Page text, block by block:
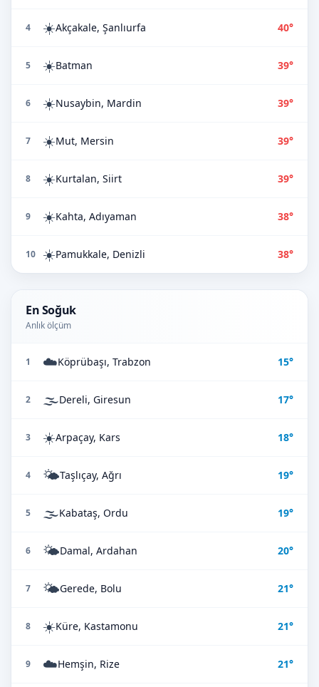
4 ☀️Akçakale, Şanlıurfa 40°
5 ☀️Batman 39°
6 ☀️Nusaybin, Mardin 39°
7 ☀️Mut, Mersin 39°
8 ☀️Kurtalan, Siirt 39°
9 ☀️Kahta, Adıyaman 38°
10 ☀️Pamukkale, Denizli 38°
En Soğuk
Anlık ölçüm
1 ☁️Köprübaşı, Trabzon 15°
2 🌫️Dereli, Giresun 17°
3 ☀️Arpaçay, Kars 18°
4 🌤️Taşlıçay, Ağrı 19°
5 🌫️Kabataş, Ordu 19°
6 🌤️Damal, Ardahan 20°
7 🌤️Gerede, Bolu 21°
8 ☀️Küre, Kastamonu 21°
9 ☁️Hemşin, Rize 21°